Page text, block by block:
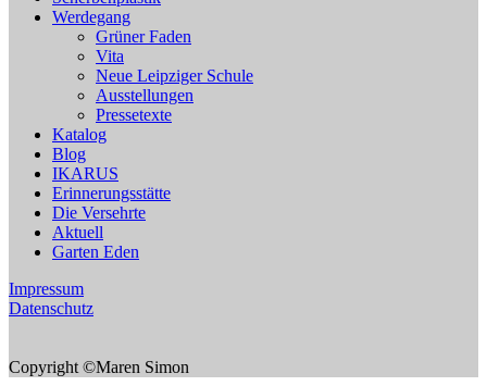
Werdegang
Grüner Faden
Vita
Neue Leipziger Schule
Ausstellungen
Pressetexte
Katalog
Blog
IKARUS
Erinnerungsstätte
Die Versehrte
Aktuell
Garten Eden
Impressum
Datenschutz
Copyright ©Maren Simon